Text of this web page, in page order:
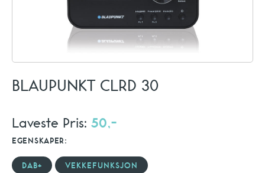
BLAUPUNKT CLRD 30
Laveste Pris: 50,-
EGENSKAPER:
DAB+ VEKKEFUNKSJON